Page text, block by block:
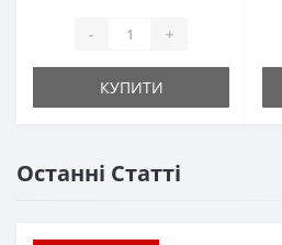
- +
КУПИТИ
Останні Статті